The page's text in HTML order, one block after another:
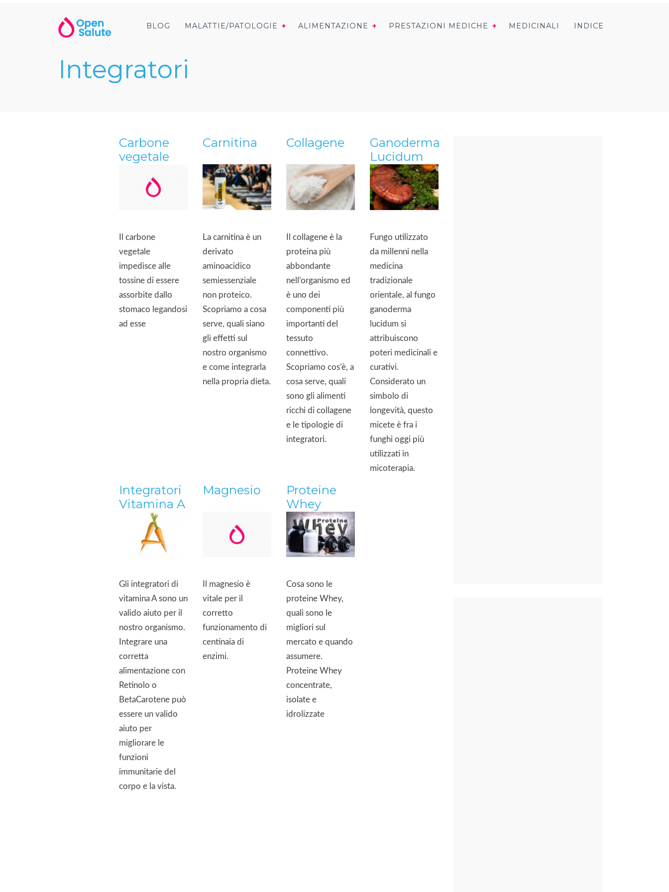
BLOG MALATTIE/PATOLOGIE ALIMENTAZIONE PRESTAZIONI MEDICHE MEDICINALI INDICE
Integratori
Carbone
vegetale
Il carbone
vegetale
impedisce alle
tossine di essere
assorbite dallo
stomaco legandosi
ad esse
Carnitina
La carnitina è un
derivato
aminoacidico
semiessenziale
non proteico.
Scopriamo a cosa
serve, quali siano
gli effetti sul
nostro organismo
e come integrarla
nella propria dieta.
Collagene
Il collagene è la
proteina più
abbondante
nell’organismo ed
è uno dei
componenti più
importanti del
tessuto
connettivo.
Scopriamo cos’è, a
cosa serve, quali
sono gli alimenti
ricchi di collagene
e le tipologie di
integratori.
Ganoderma
Lucidum
Fungo utilizzato
da millenni nella
medicina
tradizionale
orientale, al fungo
ganoderma
lucidum si
attribuiscono
poteri medicinali e
curativi.
Considerato un
simbolo di
longevità, questo
micete è fra i
funghi oggi più
utilizzati in
micoterapia.
Integratori
Vitamina A
Gli integratori di
vitamina A sono un
valido aiuto per il
nostro organismo.
Integrare una
corretta
alimentazione con
Retinolo o
BetaCarotene può
essere un valido
aiuto per
migliorare le
funzioni
immunitarie del
corpo e la vista.
Magnesio
Il magnesio è
vitale per il
corretto
funzionamento di
centinaia di
enzimi.
Proteine
Whey
Cosa sono le
proteine Whey,
quali sono le
migliori sul
mercato e quando
assumere.
Proteine Whey
concentrate,
isolate e
idrolizzate